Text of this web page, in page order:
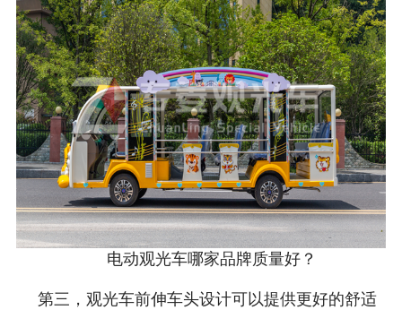
电动观光车哪家品牌质量好？
第三，观光车前伸车头设计可以提供更好的舒适